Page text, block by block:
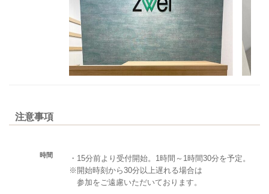
注意事項
時間
・15分前より受付開始。1時間～1時間30分を予定。
※開始時刻から30分以上遅れる場合は
参加をご遠慮いただいております。